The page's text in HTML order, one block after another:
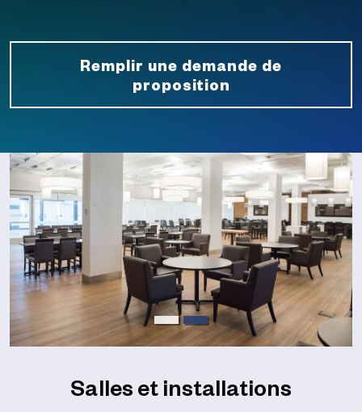
Remplir une demande de
proposition
Salles et installations